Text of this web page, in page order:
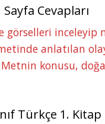
Cevapları
görselleri inceleyip
anlatılan
konusu,
Türkçe 1.